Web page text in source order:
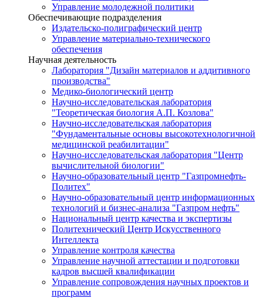
Управление молодежной политики
Обеспечивающие подразделения
Издательско-полиграфический центр
Управление материально-технического
обеспечения
Научная деятельность
Лаборатория "Дизайн материалов и аддитивного
производства"
Медико-биологический центр
Научно-исследовательская лаборатория
"Теоретическая биология А.П. Козлова"
Научно-исследовательская лаборатория
"Фундаментальные основы высокотехнологичной
медицинской реабилитации"
Научно-исследовательская лаборатория "Центр
вычислительной биологии"
Научно-образовательный центр "Газпромнефть-
Политех"
Научно-образовательный центр информационных
технологий и бизнес-анализа "Газпром нефть"
Национальный центр качества и экспертизы
Политехнический Центр Искусственного
Интеллекта
Управление контроля качества
Управление научной аттестации и подготовки
кадров высшей квалификации
Управление сопровождения научных проектов и
программ